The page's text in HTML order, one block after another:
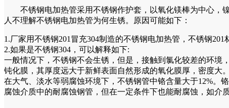
不锈钢电加热管采用不锈钢作护套，以氧化镁棒为中心，镍
人不理解不锈钢电加热管为何生锈。原因可能如下：
1.厂家用不锈钢201冒充304制造的不锈钢电加热管，不锈钢201
2.如果是不锈钢304，可以解释如下:
一般情况下，不锈钢不会生锈，但是，接触到氯化较差的环境
钝化膜，其厚度远大于新鲜表面自然形成的氧化膜厚，密度大
在大气、淡水等弱腐蚀环境下，不锈钢管中铬含量大于12%。
腐蚀介质中的耐腐蚀钢管，但在一定条件下也能耐腐蚀，如介